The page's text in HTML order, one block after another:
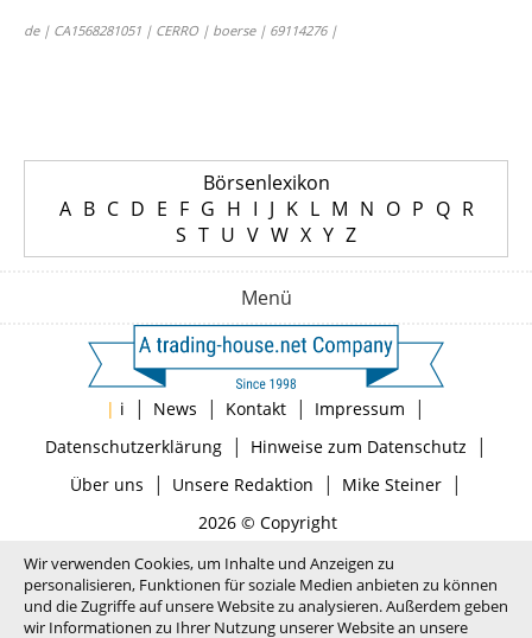
de | CA1568281051 | CERRO | boerse | 69114276 |
Börsenlexikon
A B C D E F G H I J K L M N O P Q R
S T U V W X Y Z
Menü
| i | News | Kontakt | Impressum |
Datenschutzerklärung| Hinweise zum Datenschutz |
Über uns | Unsere Redaktion | Mike Steiner|
2026 © Copyright
Wir verwenden Cookies, um Inhalte und Anzeigen zu
personalisieren, Funktionen für soziale Medien anbieten zu können
und die Zugriffe auf unsere Website zu analysieren. Außerdem geben
wir Informationen zu Ihrer Nutzung unserer Website an unsere